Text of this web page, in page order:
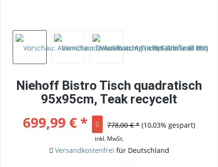
Niehoff Bistro Tisch quadratisch
95x95cm, Teak recycelt
699,99 € * 778,00 € * (10,03% gespart)
inkl. MwSt.
Versandkostenfrei für Deutschland